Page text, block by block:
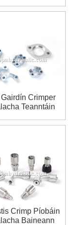
Crimper
Teanntáin
Crimp Píobáin
Baineann